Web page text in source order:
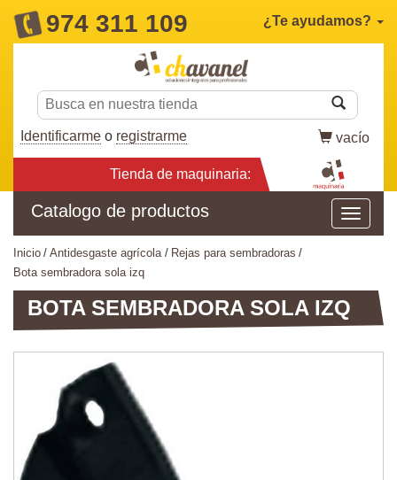
974 311 109 ¿Te ayudamos?
Identificarme o registrarme vacío
Tienda de maquinaria:
Catalogo de productos
inicio antidesgaste agrícola
rejas para sembradoras
bota sembradora sola izq
BOTA SEMBRADORA SOLA IZQ